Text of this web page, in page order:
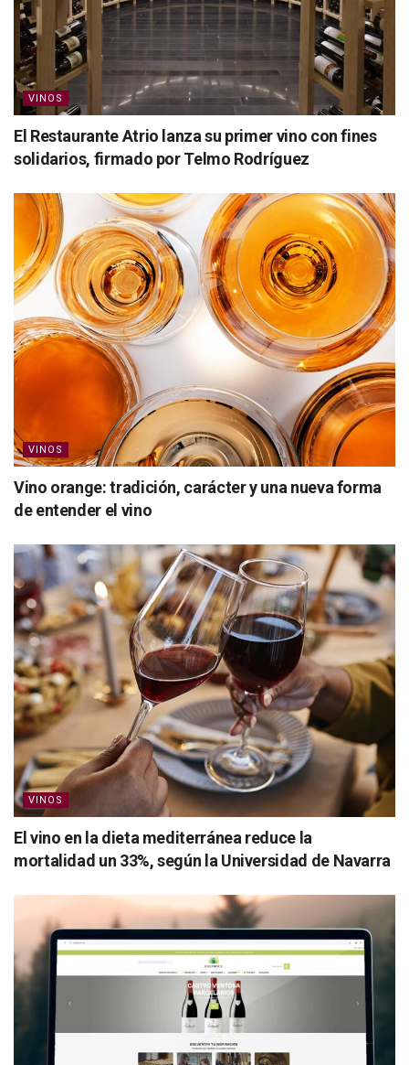
VINOS
El Restaurante Atrio lanza su primer vino con fines
solidarios, firmado por Telmo Rodríguez
VINOS
Vino orange: tradición, carácter y una nueva forma
de entender el vino
VINOS
El vino en la dieta mediterránea reduce la
mortalidad un 33%, según la Universidad de Navarra